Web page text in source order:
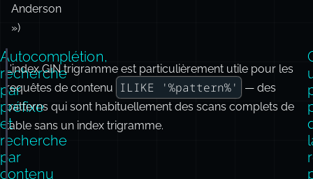
à
«
Johnson
»,
«
Anderson
»)
Autocomplétion,
recherche
-- Correspondance par préfixe pour
L’index GIN trigramme est particulièrement utile pour les